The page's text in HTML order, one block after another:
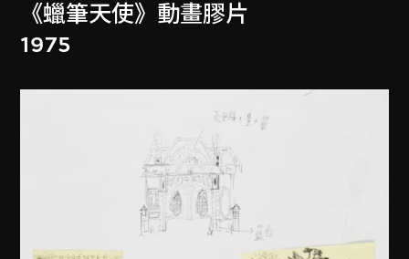
《蠟筆天使》動畫膠片
1975